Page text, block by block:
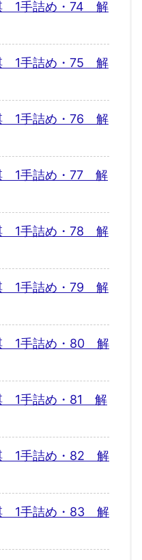
1手詰め・74 解
1手詰め・75 解
1手詰め・76 解
1手詰め・77 解
1手詰め・78 解
1手詰め・79 解
1手詰め・80 解
1手詰め・81 解
1手詰め・82 解
1手詰め・83 解